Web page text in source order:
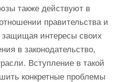
также действуют в
правительства и
защищая интересы своих
в законодательство,
Вступление в такой
конкретные проблемы